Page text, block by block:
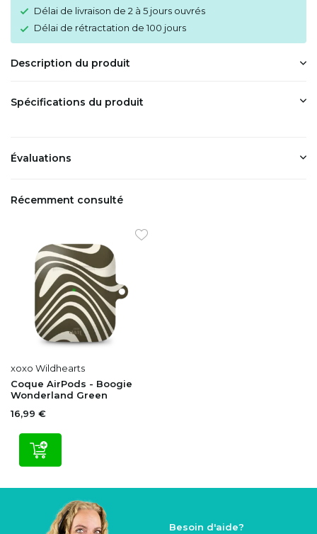
Délai de livraison de 2 à 5 jours ouvrés
Délai de rétractation de 100 jours
Description du produit
Spécifications du produit
Évaluations
Récemment consulté
xoxo Wildhearts
Coque AirPods - Boogie
Wonderland Green
16,99 €
Besoin d'aide?